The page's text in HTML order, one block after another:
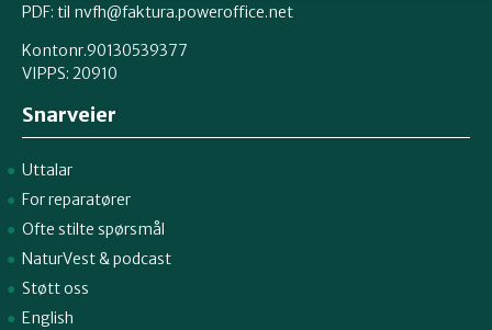
PDF: til nvfh@faktura.poweroffice.net
Kontonr.90130539377
VIPPS: 20910
Snarveier
Uttalar
For reparatører
Ofte stilte spørsmål
NaturVest&podcast
Støtt oss
English